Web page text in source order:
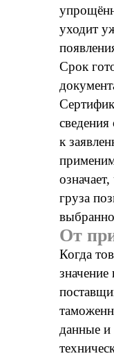
уходит
Срок
к
груза
От
Когда
данные и